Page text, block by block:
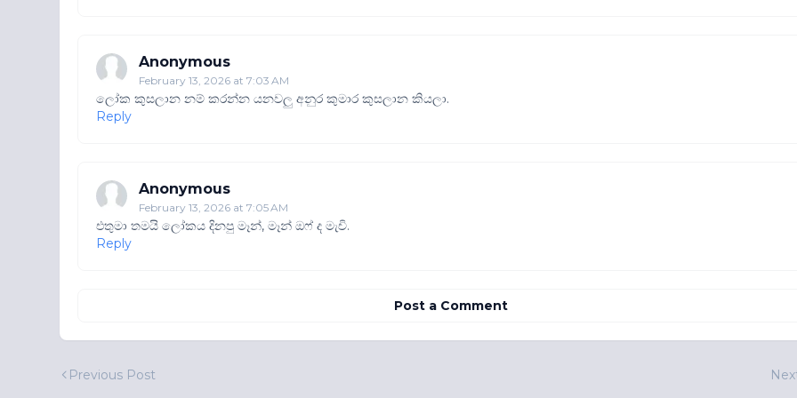
Anonymous
February 13, 2026 at 7:03 AM
ලෝක කුසලාන නම් කරන්න යනවලු අනුර කුමාර කුසලාන කියලා.
Reply
Anonymous
February 13, 2026 at 7:05 AM
එතුමා තමයි ලෝකය දිනපු මෑන්, මෑන් ඔෆ් ද මැචි.
Reply
Post a Comment
Previous Post